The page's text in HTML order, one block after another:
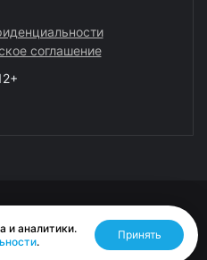
соглашение
и аналитики.
.
Принять